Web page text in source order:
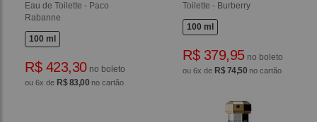
Eau de Toilette - Paco
Rabanne
100 ml
R$ 423,30no boleto
ou 6x de R$ 83,00 no cartão
Toilette - Burberry
100 ml
R$ 379,95no boleto
ou 6x de R$ 74,50 no cartão